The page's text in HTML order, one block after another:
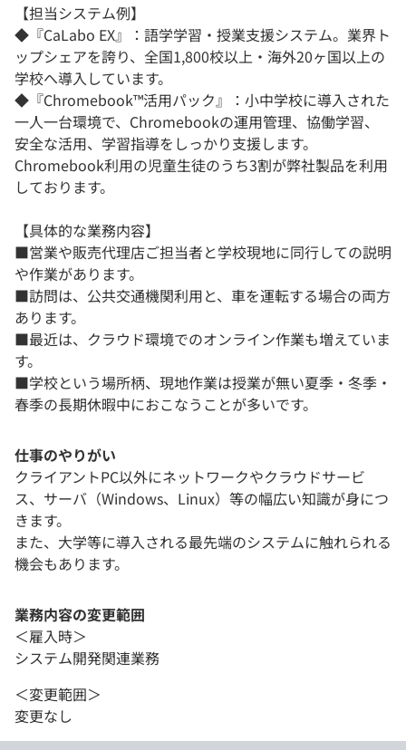
【担当システム例】
◆『CaLabo EX』：語学学習・授業支援システム。業界ト
ップシェアを誇り、全国1,800校以上・海外20ヶ国以上の
学校へ導入しています。
◆『Chromebook™活用パック』：小中学校に導入された
一人一台環境で、Chromebookの運用管理、協働学習、
安全な活用、学習指導をしっかり支援します。
Chromebook利用の児童生徒のうち3割が弊社製品を利用
しております。
【具体的な業務内容】
■営業や販売代理店ご担当者と学校現地に同行しての説明
や作業があります。
■訪問は、公共交通機関利用と、車を運転する場合の両方
あります。
■最近は、クラウド環境でのオンライン作業も増えていま
す。
■学校という場所柄、現地作業は授業が無い夏季・冬季・
春季の長期休暇中におこなうことが多いです。
仕事のやりがい
クライアントPC以外にネットワークやクラウドサービ
ス、サーバ（Windows、Linux）等の幅広い知識が身につ
きます。
また、大学等に導入される最先端のシステムに触れられる
機会もあります。
業務内容の変更範囲
＜雇入時＞
システム開発関連業務
＜変更範囲＞
変更なし